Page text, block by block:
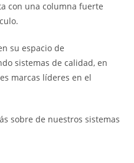
con una columna fuerte
su espacio de
sistemas de calidad, en
marcas líderes en el
sobre de nuestros sistemas